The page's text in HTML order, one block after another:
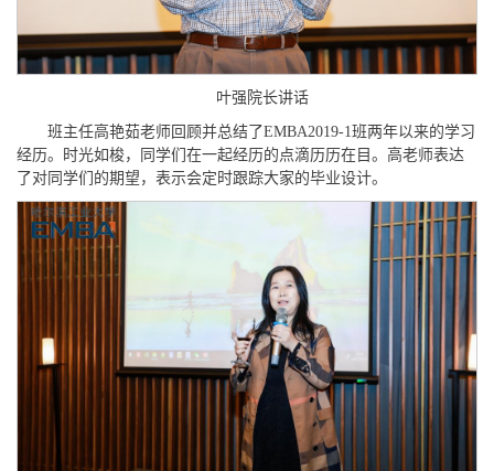
叶强院长讲话
班主任高艳茹老师回顾并总结了EMBA2019-1班两年以来的学习
经历。时光如梭，同学们在一起经历的点滴历历在目。高老师表达
了对同学们的期望，表示会定时跟踪大家的毕业设计。